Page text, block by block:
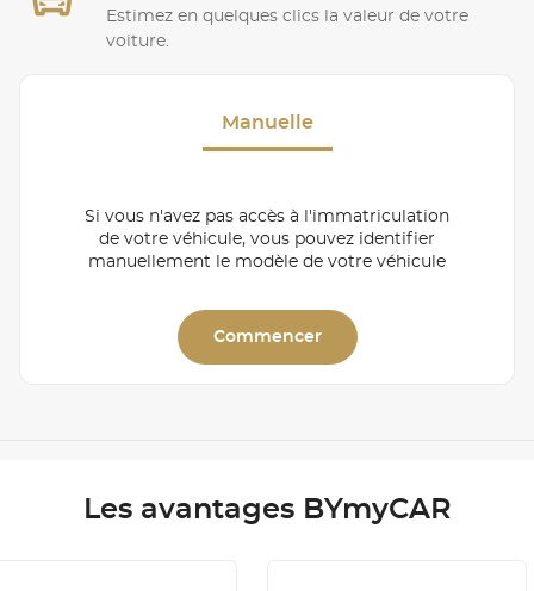
Estimez en quelques clics la valeur de votre
voiture.
Manuelle
Si vous n'avez pas accès à l'immatriculation
de votre véhicule, vous pouvez identifier
manuellement le modèle de votre véhicule
Commencer
Les avantages BYmyCAR